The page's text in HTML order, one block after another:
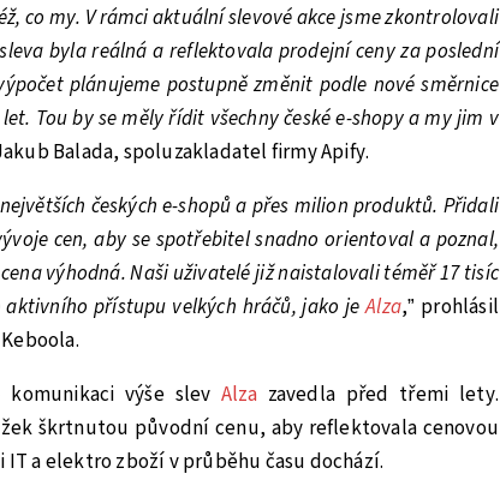
co my. V rámci aktuální slevové akce jsme zkontrolovali
byla reálná a reflektovala prodejní ceny za poslední
plánujeme postupně změnit podle nové směrnice
Tou by se měly řídit všechny české e-shopy a my jim v
Balada, spoluzakladatel firmy Apify.
českých e-shopů a přes milion produktů. Přidali
cen, aby se spotřebitel snadno orientoval a poznal,
výhodná. Naši uživatelé již naistalovali téměř 17 tisíc
přístupu velkých hráčů, jako jeAlza,” prohlásil
výše slevAlzazavedla před třemi lety.
škrtnutou původní cenu, aby reflektovala cenovou
a elektro zboží v průběhu času dochází.